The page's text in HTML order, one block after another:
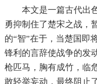
本文是一篇古代出
勇抑制住了楚宋之战，
的“智”在于，当楚国即
锋利的言辞使战争的发
枪匹马，胸有成竹，临
敢轻举妄动，最终阻止